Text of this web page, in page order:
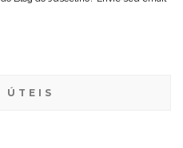
ÚTEIS